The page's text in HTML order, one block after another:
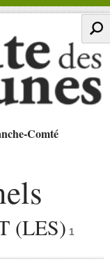
Comté
(LES) 1